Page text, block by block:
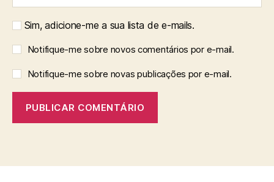
Sim, adicione-me a sua lista de e-mails.
Notifique-me sobre novos comentários por e-mail.
Notifique-me sobre novas publicações por e-mail.